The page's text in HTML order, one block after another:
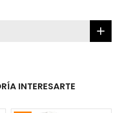
INTERESARTE